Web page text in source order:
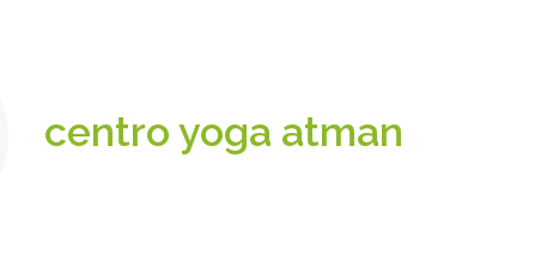
centro yoga atman